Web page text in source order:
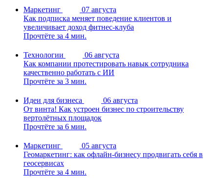
Маркетинг
07 августа
Как подписка меняет поведение клиентов и
увеличивает доход фитнес-клуба
Прочтёте за 4 мин.
Технологии
06 августа
Как компании протестировать навык сотрудника
качественно работать с ИИ
Прочтёте за 3 мин.
Идеи для бизнеса
06 августа
От винта! Как устроен бизнес по строительству
вертолётных площадок
Прочтёте за 6 мин.
Маркетинг
05 августа
Геомаркетинг: как офлайн-бизнесу продвигать себя в
геосервисах
Прочтёте за 4 мин.